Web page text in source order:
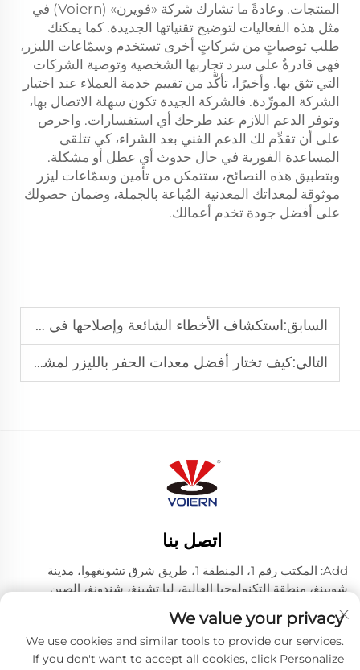
المنتجات. وعادةً ما تشارك شركة «فويرن» (Voiern) في
مثل هذه الفعاليات لتوضيح تقنياتها الجديدة. كما يمكنك
طلب توصياتٍ من شركاتٍ أخرى تستخدم وسمّاعات الليزر،
فهي قادرةٌ على سرد تجاربها الشخصية وتوصية الشركات
التي تثق بها. وأخيرًا، تأكَّد من تقييم خدمة العملاء عند اختيار
الشركة المورِّدة. فالشركة الجيدة تكون سهلة الاتصال بها،
وتوفر الدعم اللازم عند طرحك أي استفسارات. واحرص
على أن تقدِّم لك الدعم الفني بعد الشراء، كي تتلقى
المساعدة الفورية في حال حدوث أي عطل أو مشكلة.
وبتطبيق هذه النصائح، ستتمكن من تأمين وسمّاعات ليزر
موثوقة لمعداتك المعدنية المُباعة بالجملة، وضمان حصولك
على أفضل جودة تخدم أعمالك.
السابق:استكشاف الأخطاء الشائعة وإصلاحها في جهاز الحفر والقطع بالليزر الخاص بك
التالي:كيف تختار أفضل معدات الحفر بالليزر لمشروعك الصغير
اتصل بنا
Add: المكتب رقم 1، المنطقة 1، طريق شرق تشونغهوا، مدينة
شويينغ، منطقة التكنولوجيا العالية، ليا تشينغ، شندونغ، الصين
هاتف:+86-635 8512218
البريد الإلكتروني:[email protected]
We value your privacy
We use cookies and similar tools to provide our services.
If you don't want to accept all cookies, click Personalize